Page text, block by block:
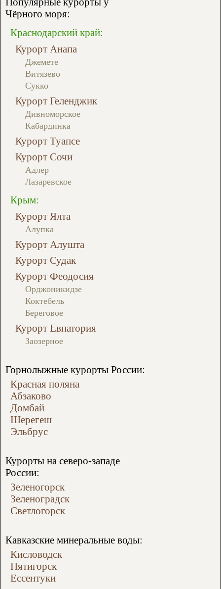
Чёрного моря:
Краснодарский край:
Курорт Анапа
Джемете
Витязево
Сукко
Курорт Геленджик
Дивноморское
Кабардинка
Курорт Туапсе
Курорт Сочи
Адлер
Лазаревское
Крым:
Курорт Ялта
Алупка
Курорт Алушта
Курорт Судак
Курорт Феодосия
Орджоникидзе
Коктебель
Береговое
Курорт Евпатория
Заозерное
Горнолыжные курорты России:
Красная поляна
Абзаково
Домбай
Шерегеш
Эльбрус
Курорты на северо-западе
России:
Зеленогорск
Зеленоградск
Светлогорск
Кавказские минеральные воды:
Кисловодск
Пятигорск
Ессентуки